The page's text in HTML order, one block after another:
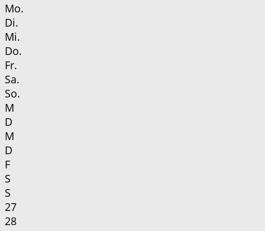
Mo.
Di.
Mi.
Do.
Fr.
Sa.
So.
M
D
M
D
F
S
S
27
28